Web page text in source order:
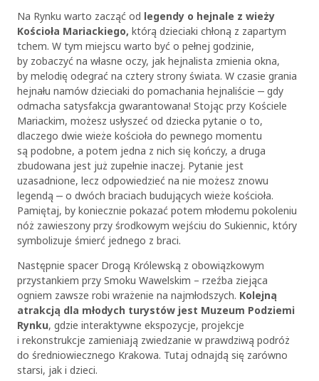
Na Rynku warto zacząć od legendy o hejnale z wieży
Kościoła Mariackiego, którą dzieciaki chłoną z zapartym
tchem. W tym miejscu warto być o pełnej godzinie,
by zobaczyć na własne oczy, jak hejnalista zmienia okna,
by melodię odegrać na cztery strony świata. W czasie grania
hejnału namów dzieciaki do pomachania hejnaliście ‒ gdy
odmacha satysfakcja gwarantowana! Stojąc przy Kościele
Mariackim, możesz usłyszeć od dziecka pytanie o to,
dlaczego dwie wieże kościoła do pewnego momentu
są podobne, a potem jedna z nich się kończy, a druga
zbudowana jest już zupełnie inaczej. Pytanie jest
uzasadnione, lecz odpowiedzieć na nie możesz znowu
legendą ‒ o dwóch braciach budujących wieże kościoła.
Pamiętaj, by koniecznie pokazać potem młodemu pokoleniu
nóż zawieszony przy środkowym wejściu do Sukiennic, który
symbolizuje śmierć jednego z braci.
Następnie spacer Drogą Królewską z obowiązkowym
przystankiem przy Smoku Wawelskim – rzeźba ziejąca
ogniem zawsze robi wrażenie na najmłodszych. Kolejną
atrakcją dla młodych turystów jest Muzeum Podziemi
Rynku, gdzie interaktywne ekspozycje, projekcje
i rekonstrukcje zamieniają zwiedzanie w prawdziwą podróż
do średniowiecznego Krakowa. Tutaj odnajdą się zarówno
starsi, jak i dzieci.